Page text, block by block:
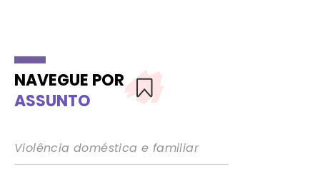
NAVEGUE POR
ASSUNTO
Violência doméstica e familiar